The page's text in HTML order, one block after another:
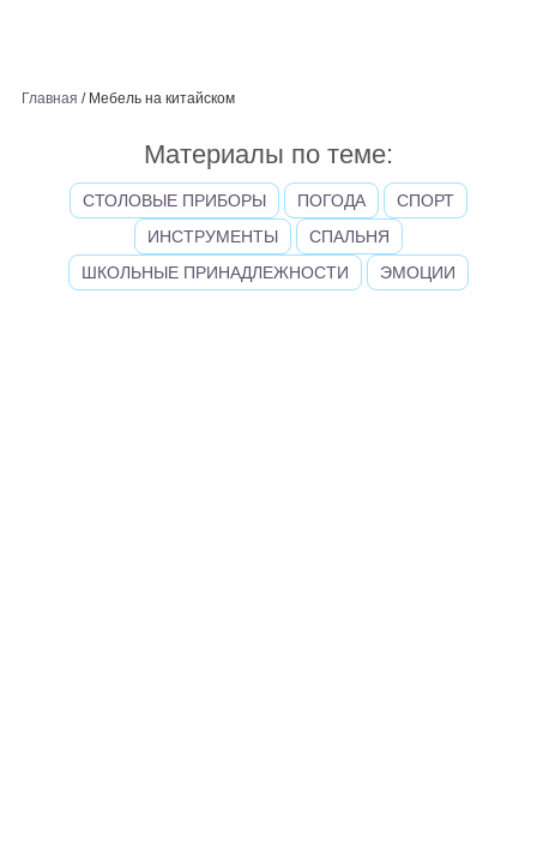
Главная / Мебель на китайском
Материалы по теме:
СТОЛОВЫЕ ПРИБОРЫ ПОГОДА
СПОРТ
ИНСТРУМЕНТЫ
СПАЛЬНЯ
ШКОЛЬНЫЕ ПРИНАДЛЕЖНОСТИ
ЭМОЦИИ